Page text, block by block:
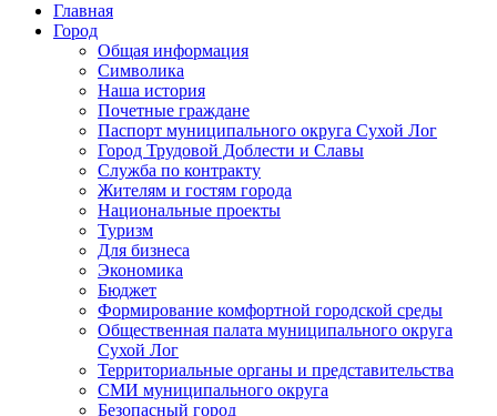
Главная
Город
Общая информация
Символика
Наша история
Почетные граждане
Паспорт муниципального округа Сухой Лог
Город Трудовой Доблести и Славы
Служба по контракту
Жителям и гостям города
Национальные проекты
Туризм
Для бизнеса
Экономика
Бюджет
Формирование комфортной городской среды
Общественная палата муниципального округа
Сухой Лог
Территориальные органы и представительства
СМИ муниципального округа
Безопасный город